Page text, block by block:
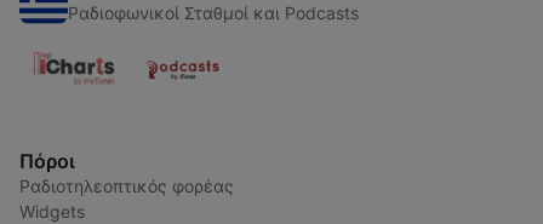
Ραδιοφωνικοί Σταθμοί και Podcasts
Πόροι
Ραδιοτηλεοπτικός φορέας
Widgets